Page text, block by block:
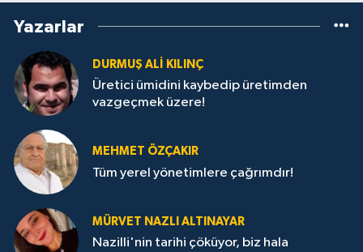
Yazarlar
DURMUŞ ALI KILINÇ
Üretici ümidini kaybedip üretimden
vazgeçmek üzere!
MEHMET ÖZÇAKIR
Tüm yerel yönetimlere çağrımdır!
MÜRVET NAZLI ALTINAYAR
Nazilli'nin tarihi çöküyor, biz hala